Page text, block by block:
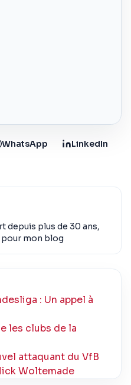
WhatsApp
LinkedIn
depuis plus de 30 ans,
mon blog
: Un appel à
les clubs de la
attaquant du VfB
Woltemade